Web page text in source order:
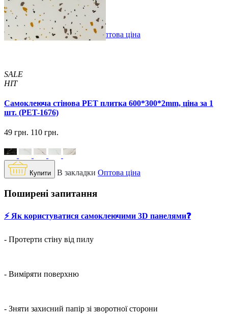
Купити В закладки Оптова ціна
SALE
HIT
Самоклеюча стінова PET плитка 600*300*2mm, ціна за 1
шт. (PET-1676)
49 грн. 110 грн.
Купити В закладки Оптова ціна
Поширені запитання
⚡️ Як користуватися самоклеючими 3D панелями❓
- Протерти стіну від пилу
- Виміряти поверхню
- Зняти захисний папір зі зворотної сторони